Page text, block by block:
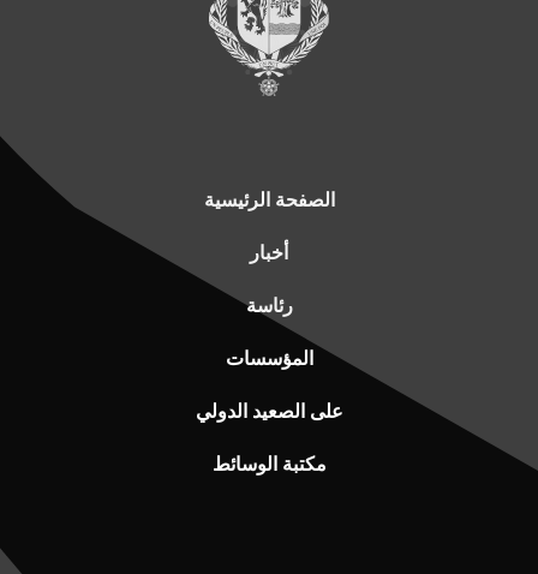
الصفحة الرئيسية
أخبار
رئاسة
المؤسسات
على الصعيد الدولي
مكتبة الوسائط